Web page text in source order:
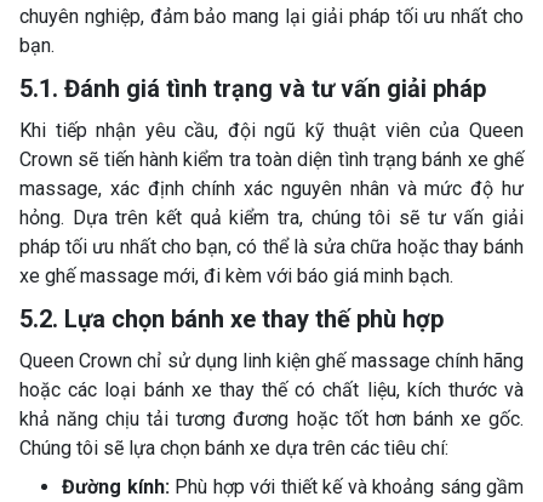
chuyên nghiệp, đảm bảo mang lại giải pháp tối ưu nhất cho
bạn.
5.1. Đánh giá tình trạng và tư vấn giải pháp
Khi tiếp nhận yêu cầu, đội ngũ kỹ thuật viên của Queen
Crown sẽ tiến hành kiểm tra toàn diện tình trạng bánh xe ghế
massage, xác định chính xác nguyên nhân và mức độ hư
hỏng. Dựa trên kết quả kiểm tra, chúng tôi sẽ tư vấn giải
pháp tối ưu nhất cho bạn, có thể là sửa chữa hoặc thay bánh
xe ghế massage mới, đi kèm với báo giá minh bạch.
5.2. Lựa chọn bánh xe thay thế phù hợp
Queen Crown chỉ sử dụng linh kiện ghế massage chính hãng
hoặc các loại bánh xe thay thế có chất liệu, kích thước và
khả năng chịu tải tương đương hoặc tốt hơn bánh xe gốc.
Chúng tôi sẽ lựa chọn bánh xe dựa trên các tiêu chí:
Đường kính:Phù hợp với thiết kế và khoảng sáng gầm